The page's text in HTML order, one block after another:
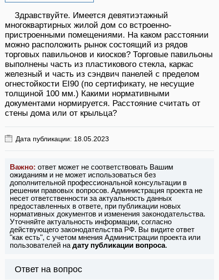
Здравствуйте. Имеется девятиэтажный
многоквартирных жилой дом со встроенно-
пристроенными помещениями. На каком расстоянии
можно расположить рынок состоящий из рядов
торговых павильонов и киосков? Торговые павильоны
выполнены часть из пластикового стекла, каркас
железный и часть из сэндвич панелей с пределом
огнестойкости EI90 (по сертификату, не несущие
толщиной 100 мм.) Какими нормативными
документами нормируется. Расстояние считать от
стены дома или от крыльца?
Дата публикации: 18.05.2023
Важно: ответ может не соответствовать Вашим
ожиданиям и не может использоваться без
дополнительной профессиональной консультации в
решении правовых вопросов. Администрация проекта не
несет ответственности за актуальность данных
предоставленных в ответе, при публикации новых
нормативных документов и изменения законодательства.
Уточняйте актуальность информации, согласно
действующего законодательства РФ. Вы видите ответ
"как есть", с учетом мнения Администрации проекта или
пользователей на дату публикации вопроса.
Ответ на вопрос